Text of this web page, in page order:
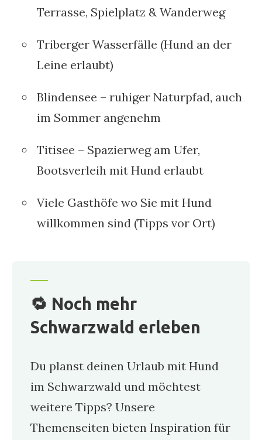
Terrasse, Spielplatz & Wanderweg
Triberger Wasserfälle (Hund an der
Leine erlaubt)
Blindensee – ruhiger Naturpfad, auch
im Sommer angenehm
Titisee – Spazierweg am Ufer,
Bootsverleih mit Hund erlaubt
Viele Gasthöfe wo Sie mit Hund
willkommen sind (Tipps vor Ort)
🔁 Noch mehr
Schwarzwald erleben
Du planst deinen Urlaub mit Hund
im Schwarzwald und möchtest
weitere Tipps? Unsere
Themenseiten bieten Inspiration für